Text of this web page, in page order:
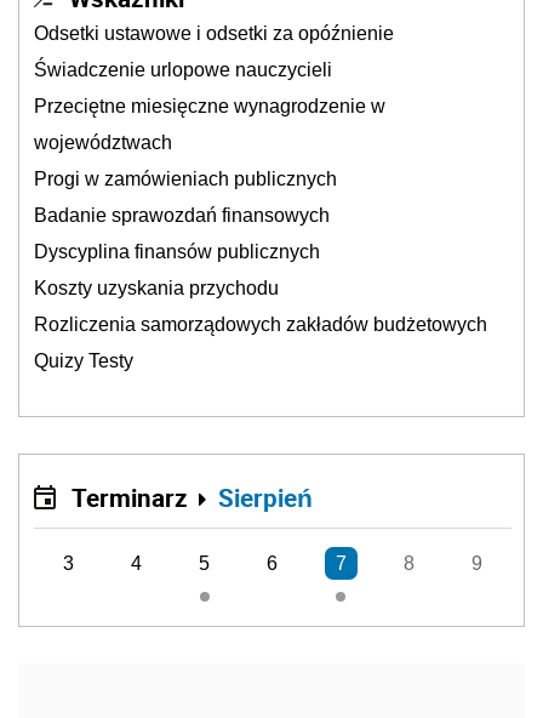
Odsetki ustawowe i odsetki za opóźnienie
Świadczenie urlopowe nauczycieli
Przeciętne miesięczne wynagrodzenie w
województwach
Progi w zamówieniach publicznych
Badanie sprawozdań finansowych
Dyscyplina finansów publicznych
Koszty uzyskania przychodu
Rozliczenia samorządowych zakładów budżetowych
Quizy Testy
Terminarz Sierpień
3 4 5 6 7 8 9